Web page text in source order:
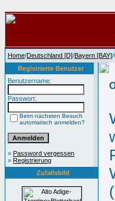
Home/Deutschland [D]/Bayern [BAY]/
Registrierte Benutzer
Benutzername:
Passwort:
Beim nächsten Besuch
automatisch anmelden?
» Password vergessen
» Registrierung
Zufallsbild